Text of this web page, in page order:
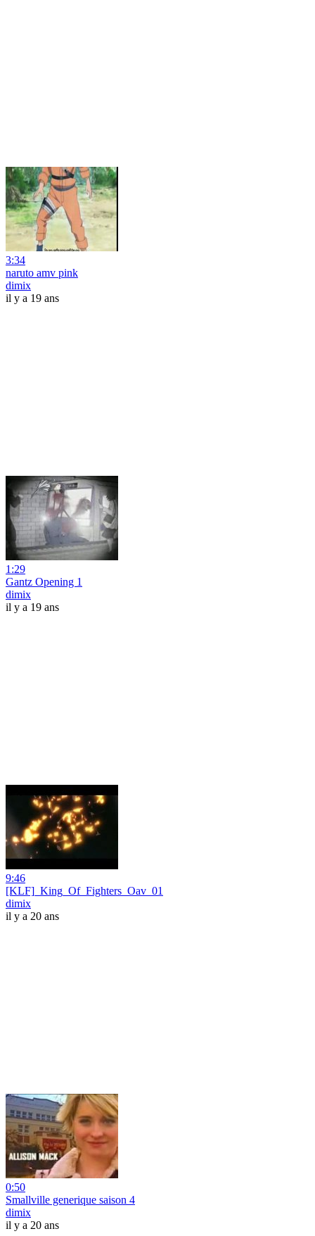
3:34
naruto amv pink
dimix
il y a 19 ans
1:29
Gantz Opening 1
dimix
il y a 19 ans
9:46
[KLF]_King_Of_Fighters_Oav_01
dimix
il y a 20 ans
0:50
Smallville generique saison 4
dimix
il y a 20 ans